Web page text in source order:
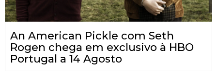
An American Pickle com Seth
Rogen chega em exclusivo à HBO
Portugal a 14 Agosto